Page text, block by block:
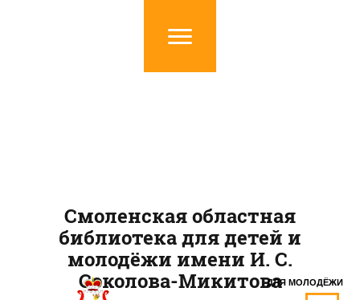
ДЛЯ МОЛОДЁЖИ
Смоленская областная
библиотека для детей и
молодёжи имени И. С.
Соколова-Микитова